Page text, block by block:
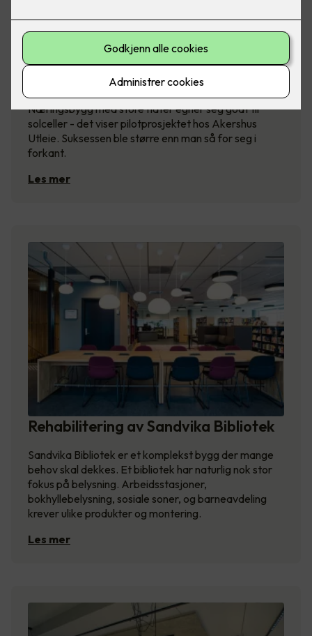
Suksessprosjekt - Lagerbygg dekket
med solceller
Næringsbygg med store flater egner seg godt til
solceller - det viser pilotprosjektet hos Akershus
Utleie. Suksessen ble større enn man så for seg i
forkant.
Les mer
Rehabilitering av Sandvika Bibliotek
Sandvika Bibliotek er et komplekst bygg der mange
behov skal dekkes. Et bibliotek har naturlig nok stor
fokus på belysning. Arbeidsstasjoner,
bokhyllebelysning, sosiale soner, og barneavdeling
krever ulike produkter og montering.
Les mer